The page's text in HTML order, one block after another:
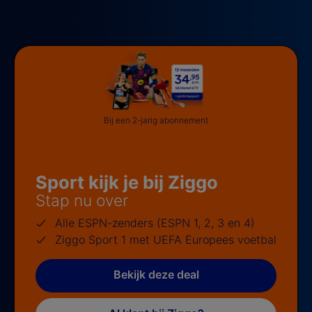
Sport kijk je bij Ziggo
Stap nu over
Alle ESPN-zenders (ESPN 1, 2, 3 en 4)
Ziggo Sport 1 met UEFA Europees voetbal
Bekijk deze deal
Bij een 2-jarig abonnement